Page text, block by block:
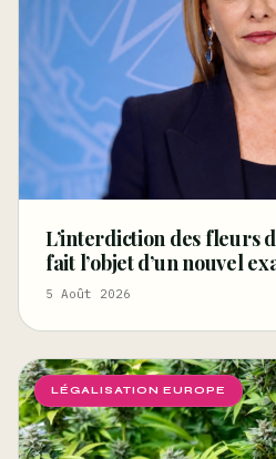
L’interdiction des fleurs
fait l’objet d’un nouvel
arrêt de la Cour de
5 Août 2026
LÉGALISATION EUROPE